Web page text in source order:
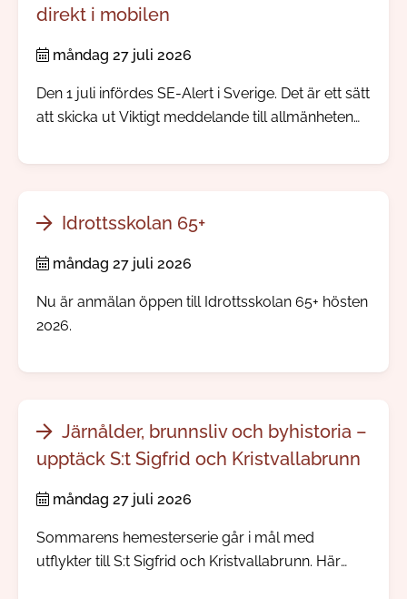
direkt i mobilen
måndag 27 juli 2026
Den 1 juli infördes SE-Alert i Sverige. Det är ett sätt
att skicka ut Viktigt meddelande till allmänheten
allvarligt händer. Ingen app eller registrering
Idrottsskolan 65+
måndag 27 juli 2026
Nu är anmälan öppen till Idrottsskolan 65+ hösten
2026.
Järnålder, brunnsliv och byhistoria –
upptäck S:t Sigfrid och Kristvallabrunn
måndag 27 juli 2026
Sommarens hemesterserie går i mål med
utflykter till S:t Sigfrid och Kristvallabrunn. Här